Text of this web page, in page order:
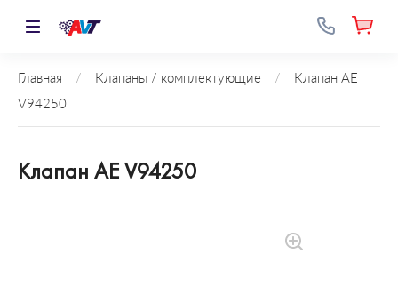
Главная / Клапаны / комплектующие /
Клапан AE
V94250
Клапан AE V94250